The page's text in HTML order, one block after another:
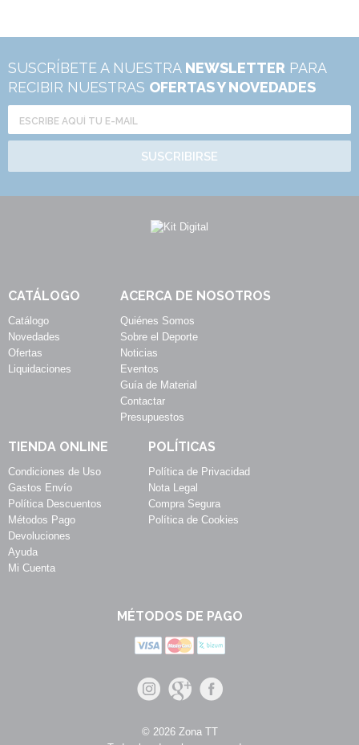
SUSCRÍBETE A NUESTRA NEWSLETTER PARA
RECIBIR NUESTRAS OFERTAS Y NOVEDADES
SUSCRIBIRSE
CATÁLOGO
Catálogo
Novedades
Ofertas
Liquidaciones
ACERCA DE NOSOTROS
Quiénes Somos
Sobre el Deporte
Noticias
Eventos
Guía de Material
Contactar
Presupuestos
TIENDA ONLINE
Condiciones de Uso
Gastos Envío
Política Descuentos
Métodos Pago
Devoluciones
Ayuda
Mi Cuenta
POLÍTICAS
Política de Privacidad
Nota Legal
Compra Segura
Política de Cookies
MÉTODOS DE PAGO
© 2026 Zona TT